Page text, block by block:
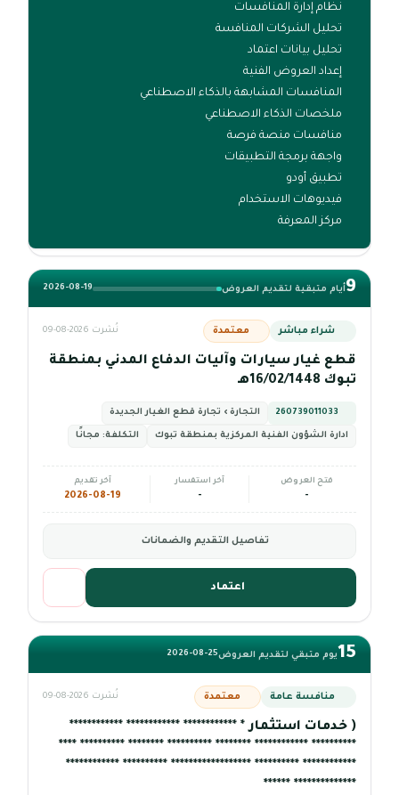
نظام إدارة المنافسات
تحليل الشركات المنافسة
تحليل بيانات اعتماد
إعداد العروض الفنية
المنافسات المشابهة بالذكاء الاصطناعي
ملخصات الذكاء الاصطناعي
منافسات منصة فرصة
واجهة برمجة التطبيقات
تطبيق أودو
فيديوهات الاستخدام
مركز المعرفة
9أيام متبقية لتقديم العروض 2026-08-19
شراء مباشر معتمدة نُشرت 2026-08-09
قطع غيار سيارات وآليات الدفاع المدني بمنطقة
تبوك 16/02/1448هـ
260739011033 التجارة › تجارة قطع الغيار الجديدة
ادارة الشؤون الفنية المركزية بمنطقة تبوك التكلفة: مجانًا
فتح العروض
-
آخر استفسار
-
آخر تقديم
2026-08-19
تفاصيل التقديم والضمانات
اعتماد
15يوم متبقي لتقديم العروض2026-08-25
منافسة عامة معتمدة نُشرت 2026-08-09
( خدمات استثمار * ************ ************ ************
********** ************ ******** ********** ******** ********** ****
************ ********** ****************** ********** ************
************** ******